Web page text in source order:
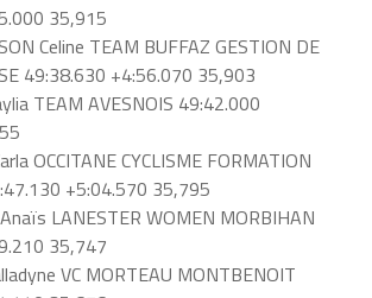
35,915
Celine TEAM BUFFAZ GESTION DE
49:38.630 +4:56.070 35,903
TEAM AVESNOIS 49:42.000
OCCITANE CYCLISME FORMATION
+5:04.570 35,795
LANESTER WOMEN MORBIHAN
35,747
VC MORTEAU MONTBENOIT